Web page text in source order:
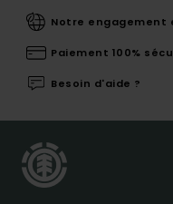
Notre engagement
Paiement 100%
Besoin d'aide ?